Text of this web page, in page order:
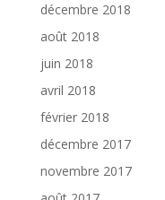
décembre 2018
août 2018
juin 2018
avril 2018
février 2018
décembre 2017
novembre 2017